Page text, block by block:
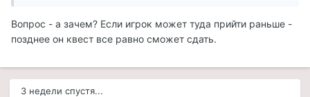
Вопрос - а зачем? Если игрок может туда прийти раньше -
позднее он квест все равно сможет сдать.
3 недели спустя...